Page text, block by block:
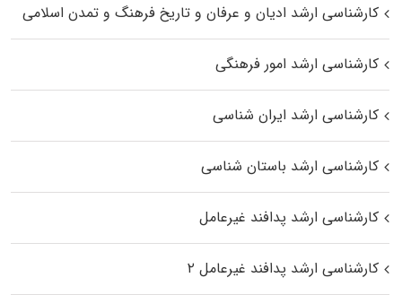
کارشناسی ارشد ادیان و عرفان و تاریخ فرهنگ و تمدن اسلامی
کارشناسی ارشد امور فرهنگی
کارشناسی ارشد ایران شناسی
کارشناسی ارشد باستان شناسی
کارشناسی ارشد پدافند غیرعامل
کارشناسی ارشد پدافند غیرعامل ۲